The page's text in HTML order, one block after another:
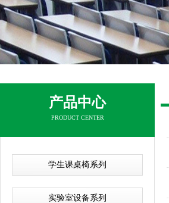
产品中心
PRODUCT CENTER
学生课桌椅系列
实验室设备系列